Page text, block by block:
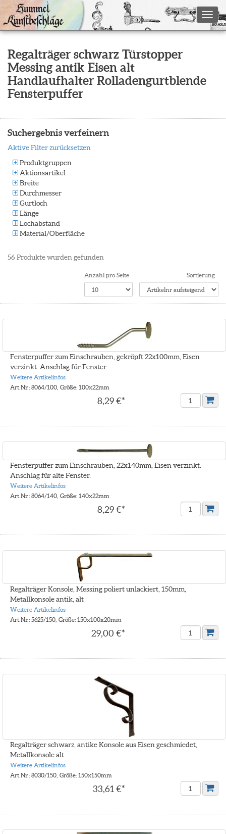
Regalträger schwarz Türstopper
Messing antik Eisen alt
Handlaufhalter Rolladengurtblende
Fensterpuffer
Suchergebnis verfeinern
Aktive Filter zurücksetzen
Produktgruppen
Aktionsartikel
Breite
Durchmesser
Gurtloch
Länge
Lochabstand
Material/Oberfläche
56 Produkte wurden gefunden
Anzahl pro Seite Sortierung
Fensterpuffer zum Einschrauben, gekröpft 22x100mm, Eisen
verzinkt. Anschlag für Fenster.
Weitere Artikelinfos
Art.Nr.: 8064/100, Größe: 100x22mm
8,29 €*
Fensterpuffer zum Einschrauben, 22x140mm, Eisen verzinkt.
Anschlag für alte Fenster.
Weitere Artikelinfos
Art.Nr.: 8064/140, Größe: 140x22mm
8,29 €*
Regalträger Konsole, Messing poliert unlackiert, 150mm,
Metallkonsole antik, alt
Weitere Artikelinfos
Art.Nr.: 5625/150, Größe: 150x100x20mm
29,00 €*
Regalträger schwarz, antike Konsole aus Eisen geschmiedet,
Metallkonsole alt
Weitere Artikelinfos
Art.Nr.: 8030/150, Größe: 150x150mm
33,61 €*